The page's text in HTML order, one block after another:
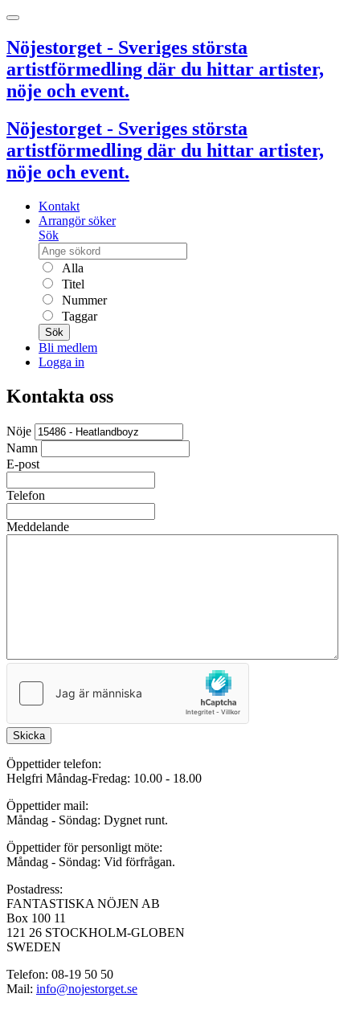
Nöjestorget - Sveriges största
artistförmedling där du hittar artister,
nöje och event.
Nöjestorget - Sveriges största
artistförmedling där du hittar artister,
nöje och event.
Kontakt
Arrangör söker
Sök
Alla
Titel
Nummer
Taggar
Sök
Bli medlem
Logga in
Kontakta oss
Nöje
Namn
E-post
Telefon
Meddelande
Skicka
Öppettider telefon:
Helgfri Måndag-Fredag: 10.00 - 18.00
Öppettider mail:
Måndag - Söndag: Dygnet runt.
Öppettider för personligt möte:
Måndag - Söndag: Vid förfrågan.
Postadress:
FANTASTISKA NÖJEN AB
Box 100 11
121 26 STOCKHOLM-GLOBEN
SWEDEN
Telefon: 08-19 50 50
Mail: info@nojestorget.se